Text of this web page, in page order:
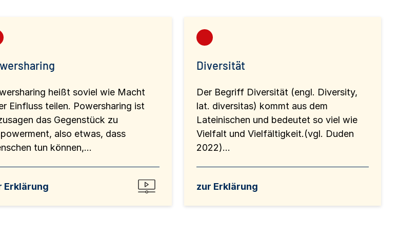
heißt soviel wie Macht
Einfluss teilen. Powersharing ist
das Gegenstück zu
also etwas, dass
tun können,...
Erklärung
Diversität
Der Begriff Diversität (engl. Diversity,
lat. diversitas) kommt aus dem
Lateinischen und bedeutet so viel wie
Vielfalt und Vielfältigkeit.(vgl. Duden
2022)...
zur Erklärung